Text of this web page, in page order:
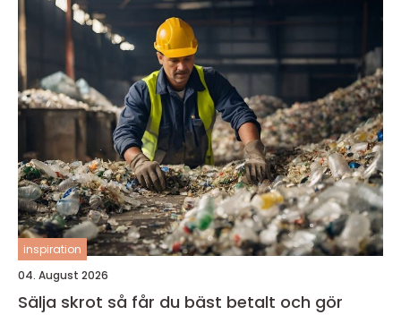
inspiration
04. August 2026
Sälja skrot så får du bäst betalt och gör